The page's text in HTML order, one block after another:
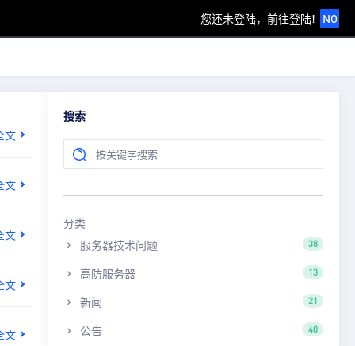
您还未登陆，前往登陆! NO
文
文
文
文
文
搜索
分类
服务器技术问题
38
高防服务器 13
新闻 21
公告 40